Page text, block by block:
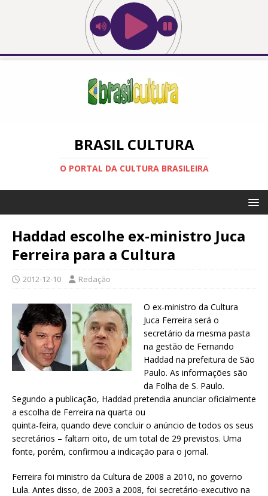
BRASIL CULTURA
O PORTAL DA CULTURA BRASILEIRA
Haddad escolhe ex-ministro Juca
Ferreira para a Cultura
2012-12-10 Redação
O ex-ministro da Cultura
Juca Ferreira será o
secretário da mesma pasta
na gestão de Fernando
Haddad na prefeitura de São
Paulo. As informações são
da Folha de S. Paulo.
Segundo a publicação, Haddad pretendia anunciar oficialmente
a escolha de Ferreira na quarta ou
quinta-feira, quando deve concluir o anúncio de todos os seus
secretários – faltam oito, de um total de 29 previstos. Uma
fonte, porém, confirmou a indicação para o jornal.
Ferreira foi ministro da Cultura de 2008 a 2010, no governo
Lula. Antes disso, de 2003 a 2008, foi secretário-executivo na